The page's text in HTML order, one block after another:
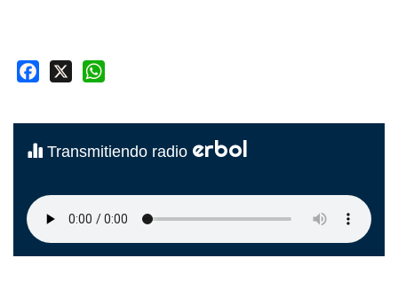
Facebook
Transmitiendo radio erbol